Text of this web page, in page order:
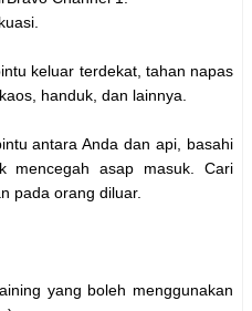
keluar terdekat, tahan napas
handuk, dan lainnya.
antara Anda dan api, basahi
mencegah asap masuk. Cari
pada orang diluar.
yang boleh menggunakan